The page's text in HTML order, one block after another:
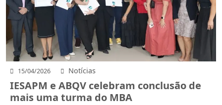
15/04/2026 Notícias
IESAPM e ABQV celebram conclusão de
mais uma turma do MBA